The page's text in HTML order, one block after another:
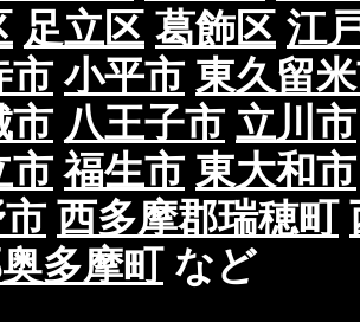
足立区 葛飾区 江
市 小平市 東久留
市 八王子市 立川市
市 福生市 東大和市
西多摩郡瑞穂町
多摩町など